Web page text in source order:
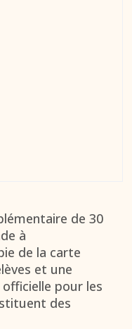
de 30
à
de la carte
et une
pour les
des